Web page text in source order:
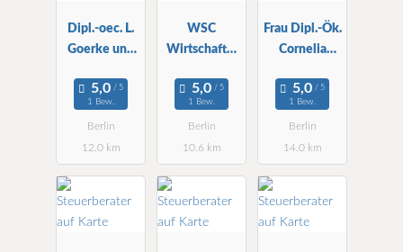
Dipl.-oec. L.
Goerke und
mbH
1 Bew.
Berlin
12.0 km
WSC
Wirtschafts-
mbH ZNL
1 Bew.
Berlin
10.6 km
Frau Dipl.-Ök.
Cornelia
Steuerberater
in
1 Bew.
Berlin
14.0 km